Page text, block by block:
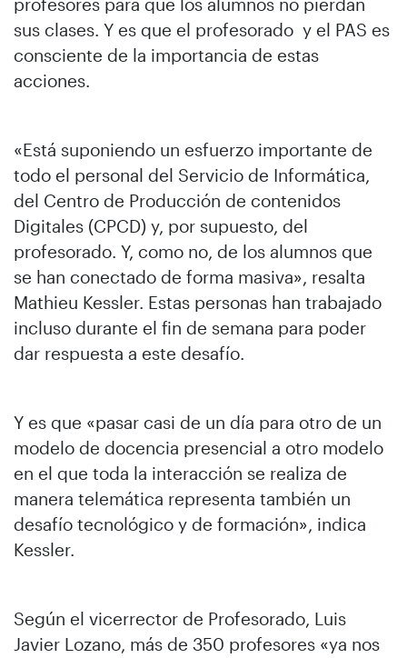
sus clases. Y es que el profesorado y el PAS es
consciente de la importancia de estas
acciones.
«Está suponiendo un esfuerzo importante de
todo el personal del Servicio de Informática,
del Centro de Producción de contenidos
Digitales (CPCD) y, por supuesto, del
profesorado. Y, como no, de los alumnos que
se han conectado de forma masiva», resalta
Mathieu Kessler. Estas personas han trabajado
incluso durante el fin de semana para poder
dar respuesta a este desafío.
Y es que «pasar casi de un día para otro de un
modelo de docencia presencial a otro modelo
en el que toda la interacción se realiza de
manera telemática representa también un
desafío tecnológico y de formación», indica
Kessler.
Según el vicerrector de Profesorado, Luis
Javier Lozano, más de 350 profesores «ya nos